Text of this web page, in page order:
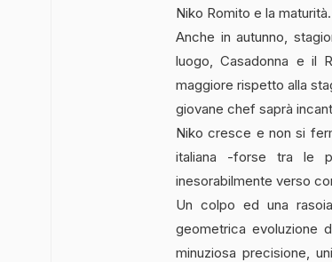
Niko Romito e la
Anche in autunno,
luogo, Casadonna e il
maggiore rispetto alla
giovane chef saprà
Niko cresce e non si
italiana -forse tra le
inesorabilmente verso
Un colpo ed una
geometrica evoluzione
minuziosa precisione,